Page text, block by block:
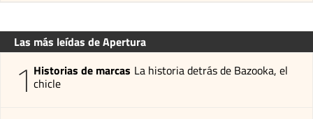
Las más leídas de Apertura
1 Historias de marcas La historia detrás de Bazooka, el
chicle